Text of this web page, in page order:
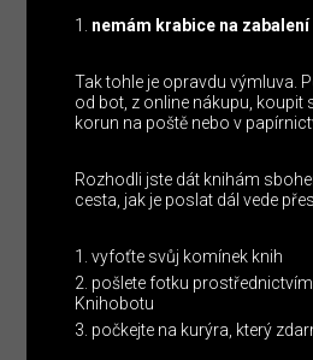
nemám krabice na zabalení
Tak tohle je opravdu výmluva.
od bot, z online nákupu, koupit
korun na poště nebo v
Rozhodli jste dát knihám
cesta, jak je poslat dál vede přes
vyfoťte svůj komínek knih
pošlete fotku
Knihobotu
počkejte na kurýra, který